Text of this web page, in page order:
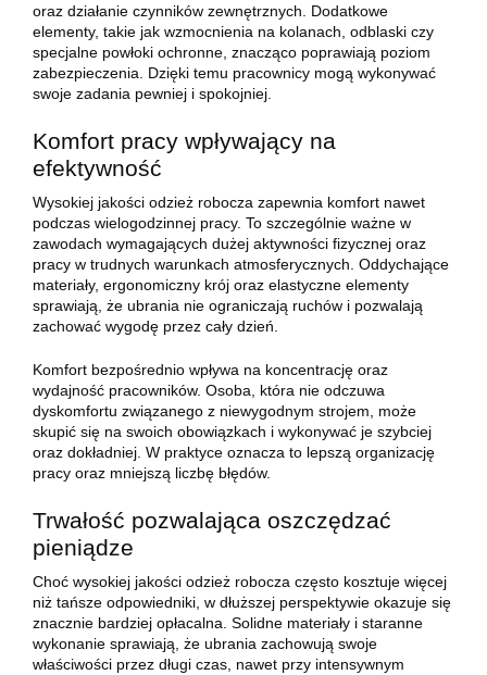
oraz działanie czynników zewnętrznych. Dodatkowe
elementy, takie jak wzmocnienia na kolanach, odblaski czy
specjalne powłoki ochronne, znacząco poprawiają poziom
zabezpieczenia. Dzięki temu pracownicy mogą wykonywać
swoje zadania pewniej i spokojniej.
Komfort pracy wpływający na
efektywność
Wysokiej jakości odzież robocza zapewnia komfort nawet
podczas wielogodzinnej pracy. To szczególnie ważne w
zawodach wymagających dużej aktywności fizycznej oraz
pracy w trudnych warunkach atmosferycznych. Oddychające
materiały, ergonomiczny krój oraz elastyczne elementy
sprawiają, że ubrania nie ograniczają ruchów i pozwalają
zachować wygodę przez cały dzień.
Komfort bezpośrednio wpływa na koncentrację oraz
wydajność pracowników. Osoba, która nie odczuwa
dyskomfortu związanego z niewygodnym strojem, może
skupić się na swoich obowiązkach i wykonywać je szybciej
oraz dokładniej. W praktyce oznacza to lepszą organizację
pracy oraz mniejszą liczbę błędów.
Trwałość pozwalająca oszczędzać
pieniądze
Choć wysokiej jakości odzież robocza często kosztuje więcej
niż tańsze odpowiedniki, w dłuższej perspektywie okazuje się
znacznie bardziej opłacalna. Solidne materiały i staranne
wykonanie sprawiają, że ubrania zachowują swoje
właściwości przez długi czas, nawet przy intensywnym